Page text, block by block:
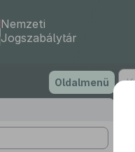
Nemzeti
Jogszabálytár
Oldalmenü